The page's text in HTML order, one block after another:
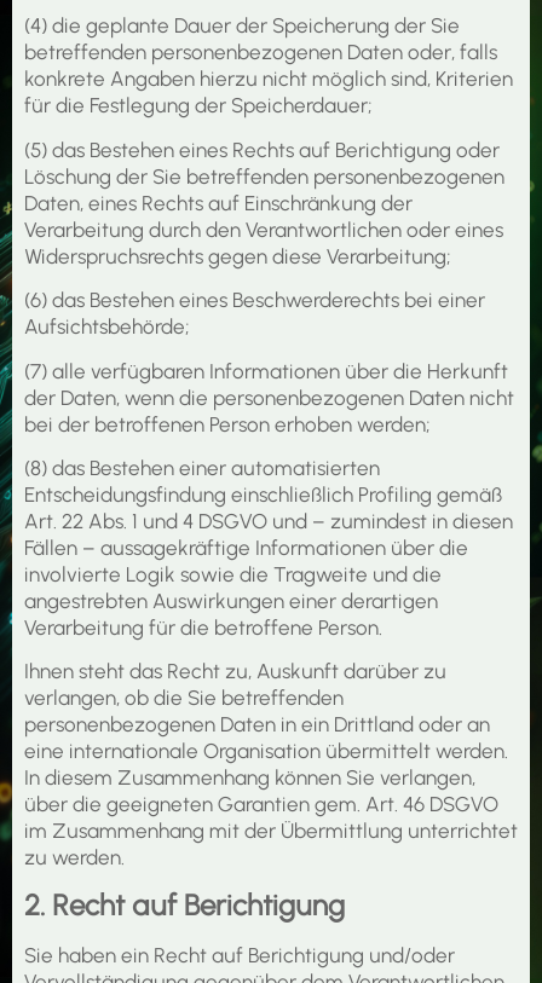
(4) die geplante Dauer der Speicherung der Sie
betreffenden personenbezogenen Daten oder, falls
konkrete Angaben hierzu nicht möglich sind, Kriterien
für die Festlegung der Speicherdauer;
(5) das Bestehen eines Rechts auf Berichtigung oder
Löschung der Sie betreffenden personenbezogenen
Daten, eines Rechts auf Einschränkung der
Verarbeitung durch den Verantwortlichen oder eines
Widerspruchsrechts gegen diese Verarbeitung;
(6) das Bestehen eines Beschwerderechts bei einer
Aufsichtsbehörde;
(7) alle verfügbaren Informationen über die Herkunft
der Daten, wenn die personenbezogenen Daten nicht
bei der betroffenen Person erhoben werden;
(8) das Bestehen einer automatisierten
Entscheidungsfindung einschließlich Profiling gemäß
Art. 22 Abs. 1 und 4 DSGVO und – zumindest in diesen
Fällen – aussagekräftige Informationen über die
involvierte Logik sowie die Tragweite und die
angestrebten Auswirkungen einer derartigen
Verarbeitung für die betroffene Person.
Ihnen steht das Recht zu, Auskunft darüber zu
verlangen, ob die Sie betreffenden
personenbezogenen Daten in ein Drittland oder an
eine internationale Organisation übermittelt werden.
In diesem Zusammenhang können Sie verlangen,
über die geeigneten Garantien gem. Art. 46 DSGVO
im Zusammenhang mit der Übermittlung unterrichtet
zu werden.
2. Recht auf Berichtigung
Sie haben ein Recht auf Berichtigung und/oder